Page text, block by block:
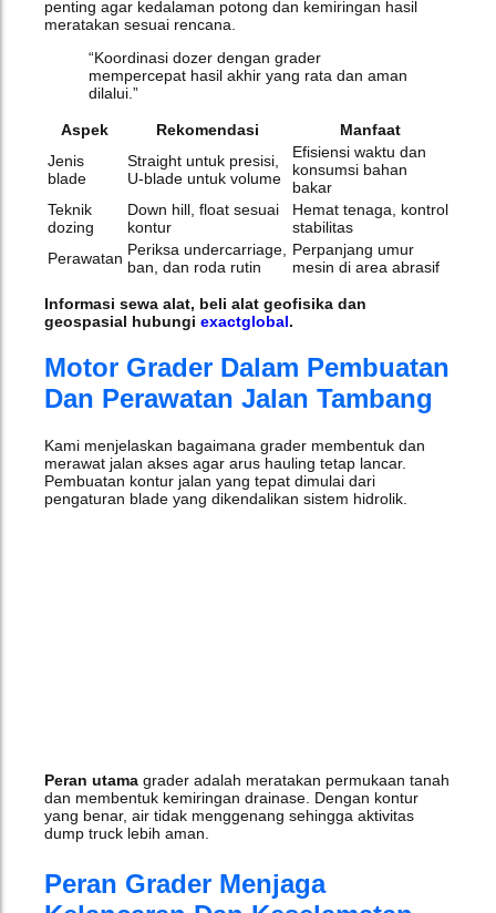
penting agar kedalaman potong dan kemiringan hasil
meratakan sesuai rencana.
“Koordinasi dozer dengan grader
mempercepat hasil akhir yang rata dan aman
dilalui.”
Aspek Rekomendasi
Manfaat
Jenis
blade
Straight untuk presisi,
U‑blade untuk volume
Efisiensi waktu dan
konsumsi bahan
bakar
Teknik
dozing
Down hill, float sesuai
kontur
Hemat tenaga, kontrol
stabilitas
Perawatan Periksa undercarriage,
ban, dan roda rutin
Perpanjang umur
mesin di area abrasif
Informasi sewa alat, beli alat geofisika dan
geospasial hubungi exactglobal.
Motor Grader Dalam Pembuatan
Dan Perawatan Jalan Tambang
Kami menjelaskan bagaimana grader membentuk dan
merawat jalan akses agar arus hauling tetap lancar.
Pembuatan kontur jalan yang tepat dimulai dari
pengaturan blade yang dikendalikan sistem hidrolik.
Peran utamagrader adalah meratakan permukaan tanah
dan membentuk kemiringan drainase. Dengan kontur
yang benar, air tidak menggenang sehingga aktivitas
dump truck lebih aman.
Peran Grader Menjaga